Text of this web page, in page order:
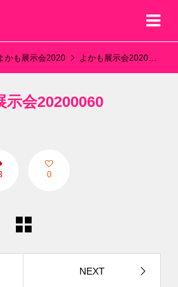
かも展示会2020 よかも展示会20200060
示会20200060
0
NEXT